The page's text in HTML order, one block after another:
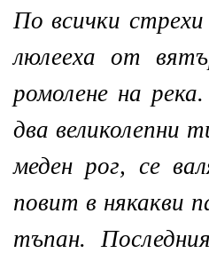
По всички
люлееха от
ромолене на
два великолепни
меден рог, се
повит в някакви
тъпан.